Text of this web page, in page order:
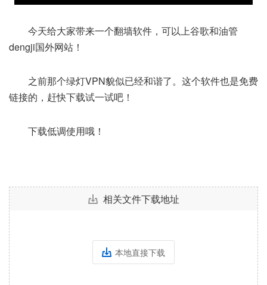
今天给大家带来一个翻墙软件，可以上谷歌和油管
dengji国外网站！
之前那个绿灯VPN貌似已经和谐了。这个软件也是免费
链接的，赶快下载试一试吧！
下载低调使用哦！
相关文件下载地址
本地直接下载